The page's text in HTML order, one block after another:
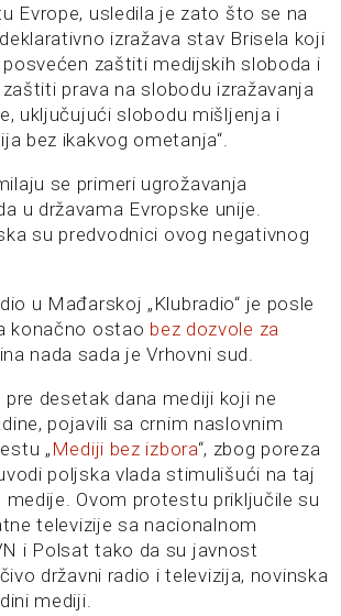
Evrope, usledila je zato što se na
izražava stav Brisela koji
posvećen zaštiti medijskih sloboda i
prava na slobodu izražavanja
uključujući slobodu mišljenja i
bez ikakvog ometanja“.
se primeri ugrožavanja
u državama Evropske unije.
su predvodnici ovog negativnog
u Mađarskoj „Klubradio“ je posle
konačno ostao bez dozvole za
nada sada je Vrhovni sud.
desetak dana mediji koji ne
pojavili sa crnim naslovnim
„ Mediji bez izbora“, zbog poreza
poljska vlada stimulišući na taj
medije. Ovom protestu priključile su
televizije sa nacionalnom
i Polsat tako da su javnost
državni radio i televizija, novinska
mediji.